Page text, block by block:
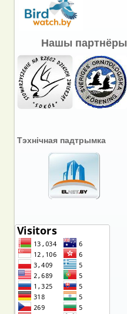
Нашы партнёры
Тэхнічная падтрымка